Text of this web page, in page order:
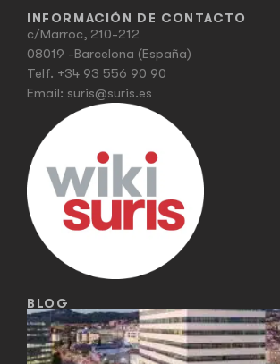
INFORMACIÓN DE CONTACTO
c/Marroc, 210-212
08019 -Barcelona (España)
Telf. +34 93 556 90 90
Email: suris@suris.es
BLOG